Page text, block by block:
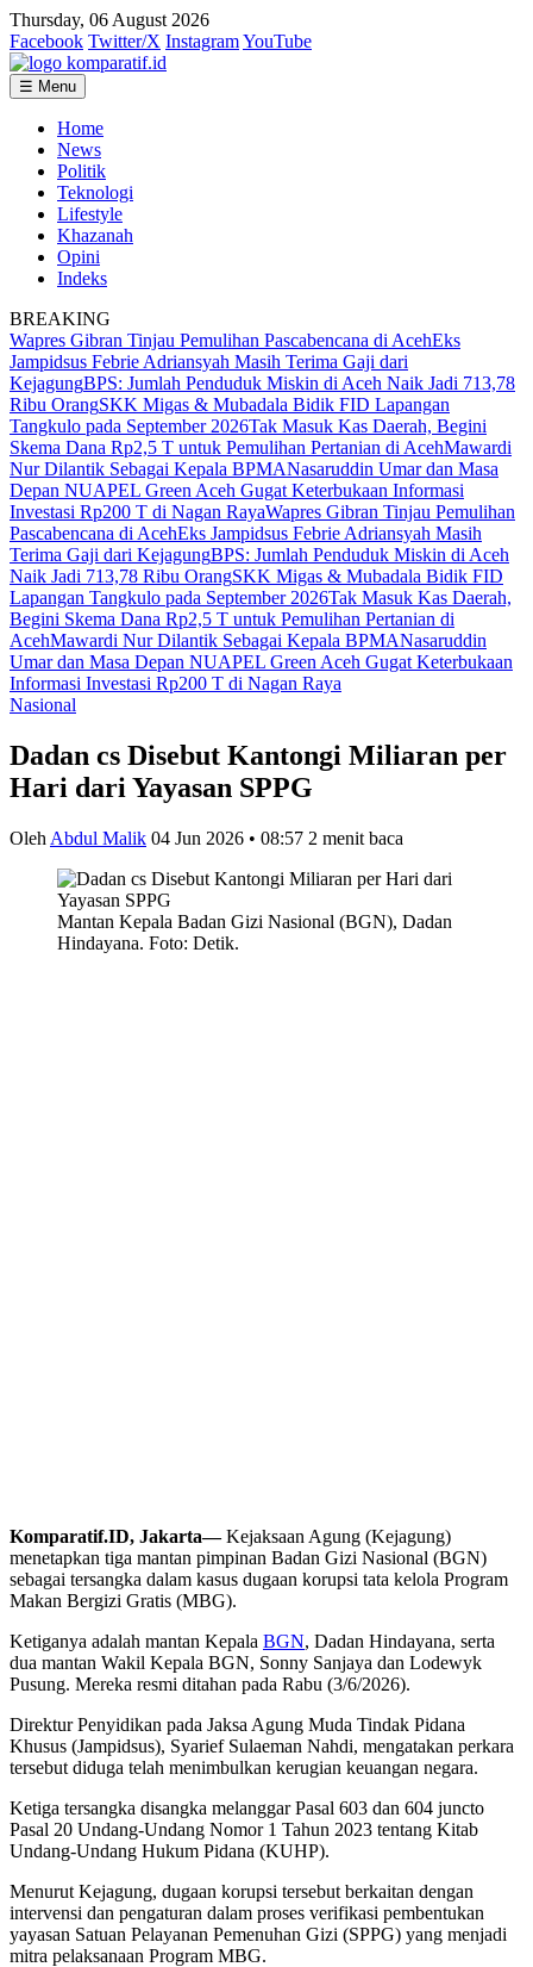
Thursday, 06 August 2026
Facebook Twitter/X InstagramYouTube
☰ Menu
Home
News
Politik
Teknologi
Lifestyle
Khazanah
Opini
Indeks
BREAKING
Wapres Gibran Tinjau Pemulihan Pascabencana di AcehEks
Jampidsus Febrie Adriansyah Masih Terima Gaji dari
KejagungBPS: Jumlah Penduduk Miskin di Aceh Naik Jadi 713,78
Ribu OrangSKK Migas & Mubadala Bidik FID Lapangan
Tangkulo pada September 2026Tak Masuk Kas Daerah, Begini
Skema Dana Rp2,5 T untuk Pemulihan Pertanian di AcehMawardi
Nur Dilantik Sebagai Kepala BPMANasaruddin Umar dan Masa
Depan NUAPEL Green Aceh Gugat Keterbukaan Informasi
Investasi Rp200 T di Nagan RayaWapres Gibran Tinjau Pemulihan
Pascabencana di AcehEks Jampidsus Febrie Adriansyah Masih
Terima Gaji dari KejagungBPS: Jumlah Penduduk Miskin di Aceh
Naik Jadi 713,78 Ribu OrangSKK Migas & Mubadala Bidik FID
Lapangan Tangkulo pada September 2026Tak Masuk Kas Daerah,
Begini Skema Dana Rp2,5 T untuk Pemulihan Pertanian di
AcehMawardi Nur Dilantik Sebagai Kepala BPMANasaruddin
Umar dan Masa Depan NUAPEL Green Aceh Gugat Keterbukaan
Informasi Investasi Rp200 T di Nagan Raya
Nasional
Dadan cs Disebut Kantongi Miliaran per
Hari dari Yayasan SPPG
Oleh Abdul Malik 04 Jun 2026 • 08:57 2 menit baca
Mantan Kepala Badan Gizi Nasional (BGN), Dadan
Hindayana. Foto: Detik.
Komparatif.ID, Jakarta—Kejaksaan Agung (Kejagung)
menetapkan tiga mantan pimpinan Badan Gizi Nasional (BGN)
sebagai tersangka dalam kasus dugaan korupsi tata kelola Program
Makan Bergizi Gratis (MBG).
Ketiganya adalah mantan Kepala BGN, Dadan Hindayana, serta
dua mantan Wakil Kepala BGN, Sonny Sanjaya dan Lodewyk
Pusung. Mereka resmi ditahan pada Rabu (3/6/2026).
Direktur Penyidikan pada Jaksa Agung Muda Tindak Pidana
Khusus (Jampidsus), Syarief Sulaeman Nahdi, mengatakan perkara
tersebut diduga telah menimbulkan kerugian keuangan negara.
Ketiga tersangka disangka melanggar Pasal 603 dan 604 juncto
Pasal 20 Undang-Undang Nomor 1 Tahun 2023 tentang Kitab
Undang-Undang Hukum Pidana (KUHP).
Menurut Kejagung, dugaan korupsi tersebut berkaitan dengan
intervensi dan pengaturan dalam proses verifikasi pembentukan
yayasan Satuan Pelayanan Pemenuhan Gizi (SPPG) yang menjadi
mitra pelaksanaan Program MBG.